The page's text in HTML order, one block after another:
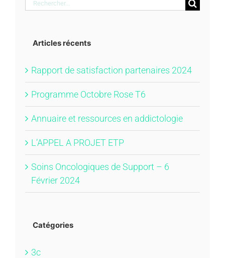
Articles récents
Rapport de satisfaction partenaires 2024
Programme Octobre Rose T6
Annuaire et ressources en addictologie
L’APPEL A PROJET ETP
Soins Oncologiques de Support – 6
Février 2024
Catégories
3c